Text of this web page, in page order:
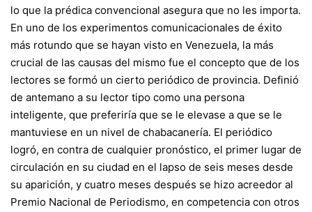
lo que la prédica convencional asegura que no les importa.
En uno de los experimentos comunicacionales de éxito
más rotundo que se hayan visto en Venezuela, la más
crucial de las causas del mismo fue el concepto que de los
lectores se formó un cierto periódico de provincia. Definió
de antemano a su lector tipo como una persona
inteligente, que preferiría que se le elevase a que se le
mantuviese en un nivel de chabacanería. El periódico
logró, en contra de cualquier pronóstico, el primer lugar de
circulación en su ciudad en el lapso de seis meses desde
su aparición, y cuatro meses después se hizo acreedor al
Premio Nacional de Periodismo, en competencia con otros